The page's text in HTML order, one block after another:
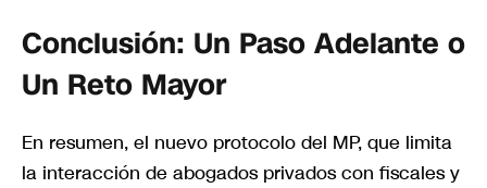
Conclusión: Un Paso Adelante o
Un Reto Mayor
En resumen, el nuevo protocolo del MP, que limita
la interacción de abogados privados con fiscales y